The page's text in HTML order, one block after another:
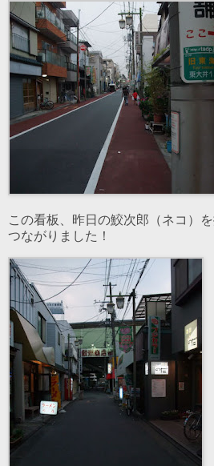
この看板、昨日の鮫次郎（ネコ）を
つながりました！